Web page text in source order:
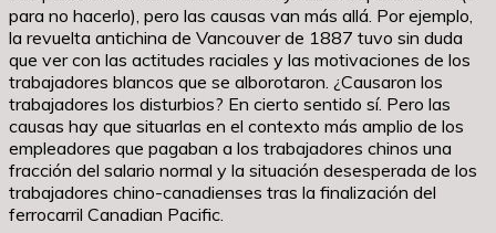
para no hacerlo), pero las causas van más allá. Por ejemplo,
la revuelta antichina de Vancouver de 1887 tuvo sin duda
que ver con las actitudes raciales y las motivaciones de los
trabajadores blancos que se alborotaron. ¿Causaron los
trabajadores los disturbios? En cierto sentido sí. Pero las
causas hay que situarlas en el contexto más amplio de los
empleadores que pagaban a los trabajadores chinos una
fracción del salario normal y la situación desesperada de los
trabajadores chino-canadienses tras la finalización del
ferrocarril Canadian Pacific.